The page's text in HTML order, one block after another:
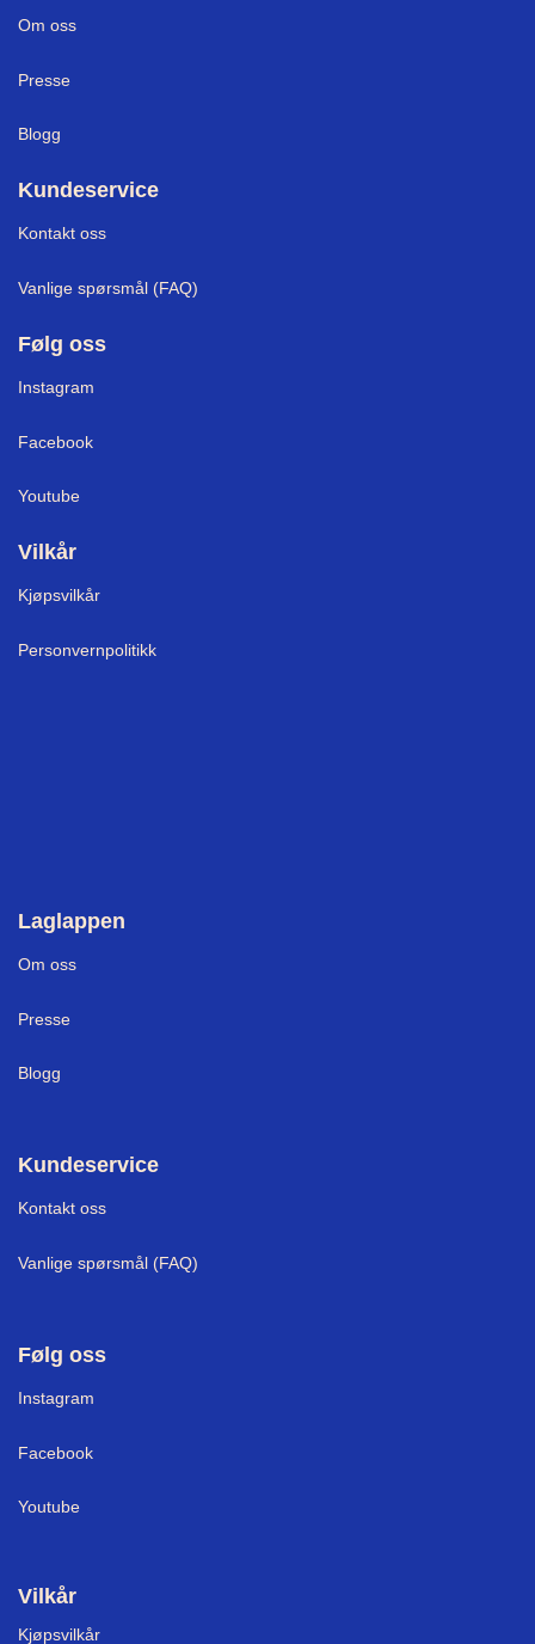
Om oss
Presse
Blogg
Kundeservice
Kontakt oss
Vanlige spørsmål (FAQ)
Følg oss
Instagram
Facebook
Youtube
Vilkår
Kjøpsvilkår
Personvernpolitikk
Laglappen
Om oss
Presse
Blogg
Kundeservice
Kontakt oss
Vanlige spørsmål (FAQ)
Følg oss
Instagram
Facebook
Youtube
Vilkår
Kjøpsvilkår